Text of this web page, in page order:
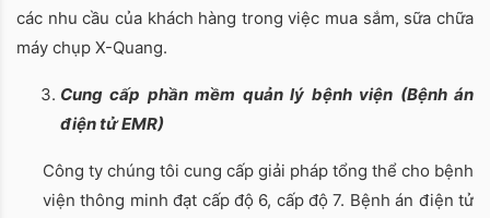
các nhu cầu của khách hàng trong việc mua sắm, sữa chữa
máy chụp X-Quang.
Cung cấp phần mềm quản lý bệnh viện (Bệnh án
điện tử EMR)
Công ty chúng tôi cung cấp giải pháp tổng thể cho bệnh
viện thông minh đạt cấp độ 6, cấp độ 7. Bệnh án điện tử